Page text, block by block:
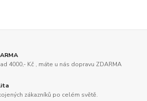
4000,- Kč , máte u nás dopravu ZDARMA
zákazníků po celém světě.